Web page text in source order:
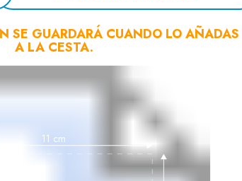
SE GUARDARÁ CUANDO LO AÑADAS
A LA CESTA.
11 cm